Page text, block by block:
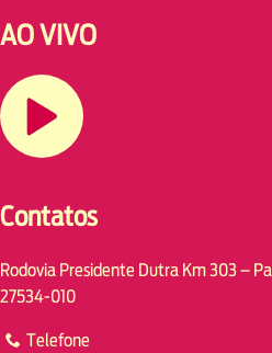
AO VIVO
Contatos
Rodovia Presidente Dutra Km 303 –
27534-010
Telefone